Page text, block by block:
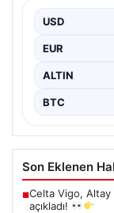
USD
EUR
ALTIN
BTC
Son Eklenen
■Celta Vigo, Altay
açıkladı!